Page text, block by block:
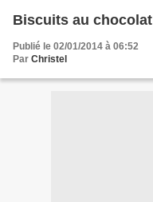
Biscuits au chocolat
Publié le 02/01/2014 à 06:52
Par Christel